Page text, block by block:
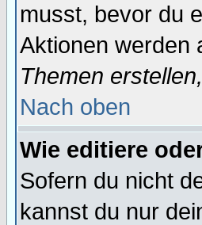
musst, bevor du
Aktionen werden
Themen
Nach oben
Wie editiere
Sofern du nicht
kannst du nur